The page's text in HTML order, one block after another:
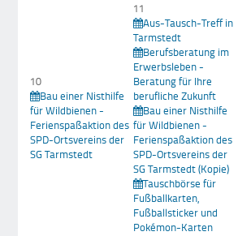
10
Bau einer Nisthilfe
für Wildbienen -
Ferienspaßaktion des
SPD-Ortsvereins der
SG Tarmstedt
11
Aus-Tausch-Treff in
Tarmstedt
Berufsberatung im
Erwerbsleben -
Beratung für Ihre
berufliche Zukunft
Bau einer Nisthilfe
für Wildbienen -
Ferienspaßaktion des
SPD-Ortsvereins der
SG Tarmstedt (Kopie)
Tauschbörse für
Fußballkarten,
Fußballsticker und
Pokémon-Karten